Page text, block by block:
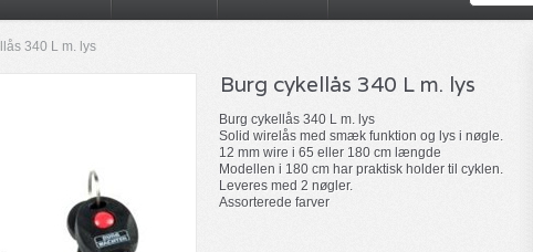
340 L m. lys
Burg cykellås 340 L m. lys
Burg cykellås 340 L m. lys
Solid wirelås med smæk funktion og lys i nøgle.
12 mm wire i 65 eller 180 cm længde
Modellen i 180 cm har praktisk holder til cyklen.
Leveres med 2 nøgler.
Assorterede farver